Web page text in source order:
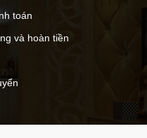
toán
và hoàn tiền